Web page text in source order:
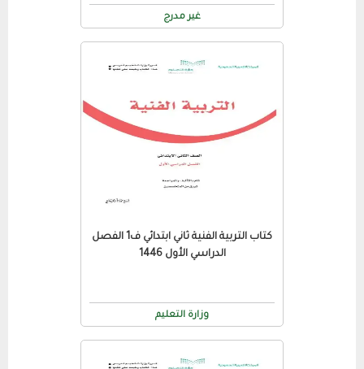
غير مدرج
كتاب التربية الفنية ثاني ابتدائي ف1 الفصل
الدراسي الأول 1446
وزارة التعليم